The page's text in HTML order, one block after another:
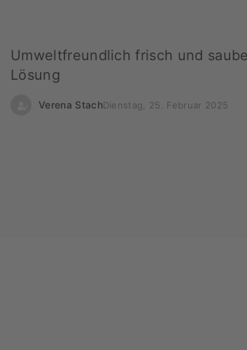
Umweltfreundlich frisch und
Lösung
Verena StachDienstag, 25. Februar 2025